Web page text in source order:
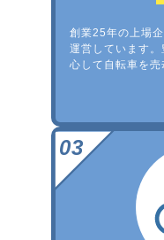
創業25年の上場
運営しています
心して自転車を売